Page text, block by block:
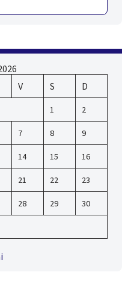
V S D
1 2
7 8 9
14 15 16
21 22 23
28 29 30